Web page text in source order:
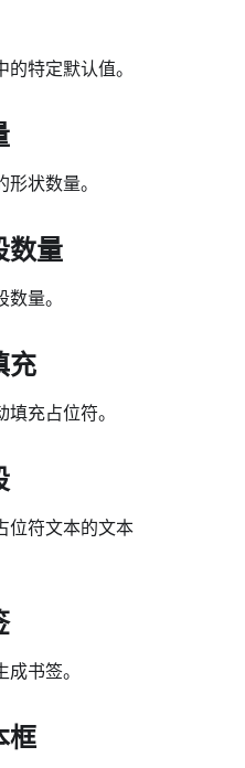
特定默认值。
状数量。
数量
量。
充
充占位符。
位符文本的文本
书签。
框